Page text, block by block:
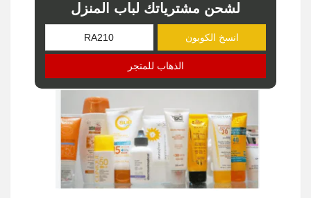
لشحن مشترياتك لباب المنزل
انسخ الكوبون
الذهاب للمتجر